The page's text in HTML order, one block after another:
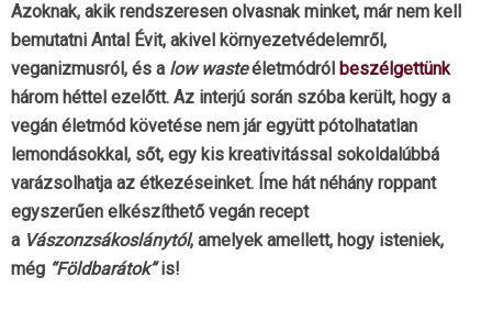
Azoknak, akik rendszeresen olvasnak minket, már nem kell
bemutatni Antal Évit, akivel környezetvédelemről,
veganizmusról, és a low wasteéletmódról beszélgettünk
három héttel ezelőtt. Az interjú során szóba került, hogy a
vegán életmód követése nem jár együtt pótolhatatlan
lemondásokkal, sőt, egy kis kreativitással sokoldalúbbá
varázsolhatja az étkezéseinket. Íme hát néhány roppant
egyszerűen elkészíthető vegán recept
a Vászonzsákoslánytól, amelyek amellett, hogy isteniek,
még “Földbarátok”is!